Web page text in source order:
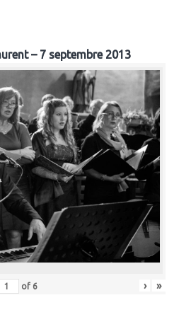
– 7 septembre 2013
of 6 › »